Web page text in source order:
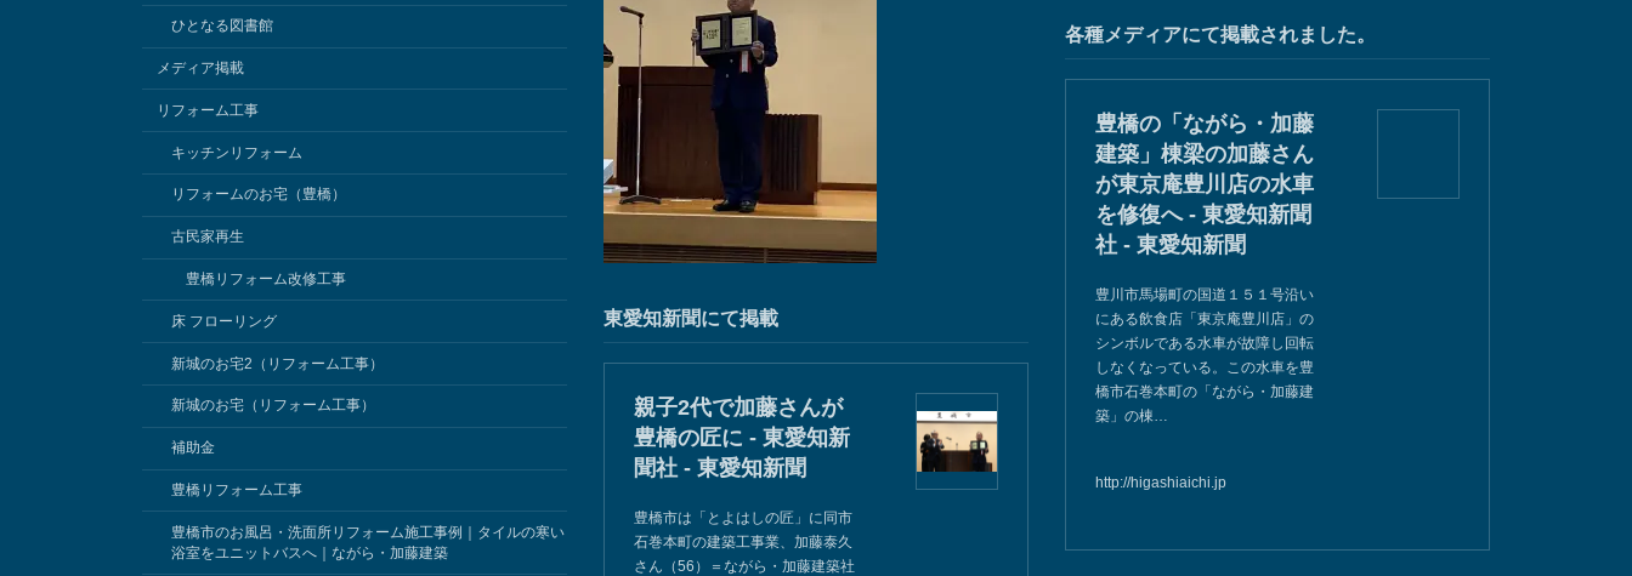
ひとなる図書館
メディア掲載
リフォーム工事
キッチンリフォーム
リフォームのお宅（豊橋）
古民家再生
豊橋リフォーム改修工事
床 フローリング
新城のお宅2（リフォーム工事）
新城のお宅（リフォーム工事）
補助金
豊橋リフォーム工事
豊橋市のお風呂・洗面所リフォーム施工事例｜タイルの寒い
浴室をユニットバスへ｜ながら・加藤建築
東愛知新聞にて掲載
親子2代で加藤さんが
豊橋の匠に - 東愛知新
聞社 - 東愛知新聞
豊橋市は「とよはしの匠」に同市
石巻本町の建築工事業、加藤泰久
さん（56）＝ながら・加藤建築社
各種メディアにて掲載されました。
豊橋の「ながら・加藤
建築」棟梁の加藤さん
が東京庵豊川店の水車
を修復へ - 東愛知新聞
社 - 東愛知新聞
豊川市馬場町の国道１５１号沿い
にある飲食店「東京庵豊川店」の
シンボルである水車が故障し回転
しなくなっている。この水車を豊
橋市石巻本町の「ながら・加藤建
築」の棟…
http://higashiaichi.jp